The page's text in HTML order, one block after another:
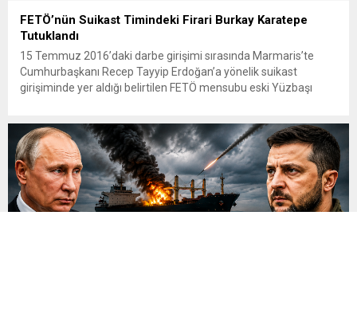
FETÖ’nün Suikast Timindeki Firari Burkay Karatepe
Tutuklandı
15 Temmuz 2016’daki darbe girişimi sırasında Marmaris’te
Cumhurbaşkanı Recep Tayyip Erdoğan’a yönelik suikast
girişiminde yer aldığı belirtilen FETÖ mensubu eski Yüzbaşı
günlerde Afyonkarahisar’da düzenlenen operasyonla
yakalanmıştı. Emniyet Genel Müdürlüğü İstihbarat Başkanlığı
koordinasyonunda yürütülen çalışmalar...